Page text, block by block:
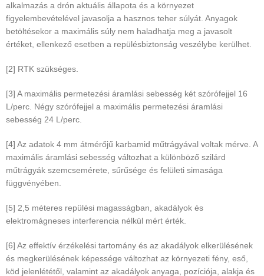
alkalmazás a drón aktuális állapota és a környezet
figyelembevételével javasolja a hasznos teher súlyát. Anyagok
betöltésekor a maximális súly nem haladhatja meg a javasolt
értéket, ellenkező esetben a repülésbiztonság veszélybe kerülhet.
[2] RTK szükséges.
[3] A maximális permetezési áramlási sebesség két szórófejjel 16
L/perc. Négy szórófejjel a maximális permetezési áramlási
sebesség 24 L/perc.
[4] Az adatok 4 mm átmérőjű karbamid műtrágyával voltak mérve. A
maximális áramlási sebesség változhat a különböző szilárd
műtrágyák szemcsemérete, sűrűsége és felületi simasága
függvényében.
[5] 2,5 méteres repülési magasságban, akadályok és
elektromágneses interferencia nélkül mért érték.
[6] Az effektív érzékelési tartomány és az akadályok elkerülésének
és megkerülésének képessége változhat az környezeti fény, eső,
köd jelenlététől, valamint az akadályok anyaga, pozíciója, alakja és